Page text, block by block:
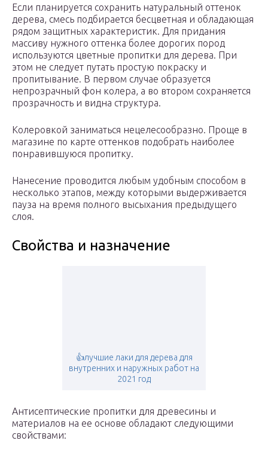
Если планируется сохранить натуральный оттенок
дерева, смесь подбирается бесцветная и обладающая
рядом защитных характеристик. Для придания
массиву нужного оттенка более дорогих пород
используются цветные пропитки для дерева. При
этом не следует путать простую покраску и
пропитывание. В первом случае образуется
непрозрачный фон колера, а во втором сохраняется
прозрачность и видна структура.
Колеровкой заниматься нецелесообразно. Проще в
магазине по карте оттенков подобрать наиболее
понравившуюся пропитку.
Нанесение проводится любым удобным способом в
несколько этапов, между которыми выдерживается
пауза на время полного высыхания предыдущего
слоя.
Свойства и назначение
👍лучшие лаки для дерева для
внутренних и наружных работ на
2021 год
Антисептические пропитки для древесины и
материалов на ее основе обладают следующими
свойствами: